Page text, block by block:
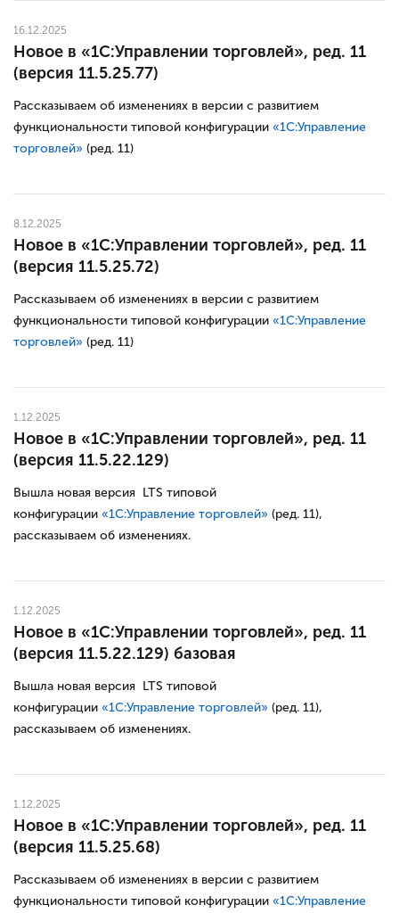
16.12.2025
Новое в «1С:Управлении торговлей», ред. 11
(версия 11.5.25.77)
Рассказываем об изменениях в версии с развитием
функциональности типовой конфигурации «1С:Управление
торговлей» (ред. 11)
8.12.2025
Новое в «1С:Управлении торговлей», ред. 11
(версия 11.5.25.72)
Рассказываем об изменениях в версии с развитием
функциональности типовой конфигурации «1С:Управление
торговлей» (ред. 11)
1.12.2025
Новое в «1С:Управлении торговлей», ред. 11
(версия 11.5.22.129)
Вышла новая версия LTS типовой
конфигурации «1С:Управление торговлей» (ред. 11),
рассказываем об изменениях.
1.12.2025
Новое в «1С:Управлении торговлей», ред. 11
(версия 11.5.22.129) базовая
Вышла новая версия LTS типовой
конфигурации «1С:Управление торговлей» (ред. 11),
рассказываем об изменениях.
1.12.2025
Новое в «1С:Управлении торговлей», ред. 11
(версия 11.5.25.68)
Рассказываем об изменениях в версии с развитием
функциональности типовой конфигурации «1С:Управление